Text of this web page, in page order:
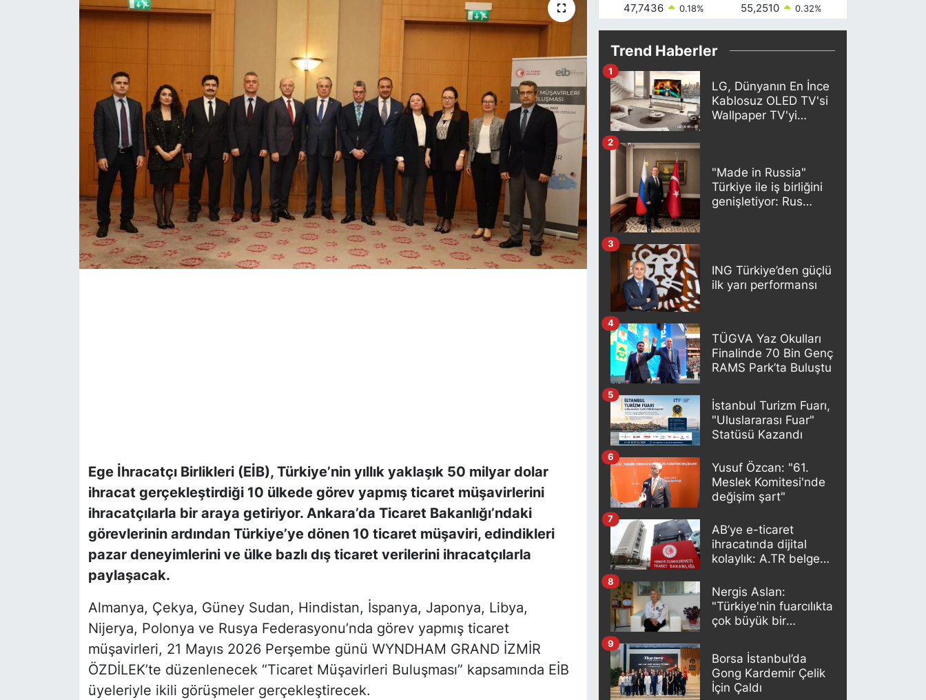
Ege İhracatçı Birlikleri (EİB), Türkiye’nin yıllık yaklaşık 50 milyar dolar
ihracat gerçekleştirdiği 10 ülkede görev yapmış ticaret müşavirlerini
ihracatçılarla bir araya getiriyor. Ankara’da Ticaret Bakanlığı’ndaki
görevlerinin ardından Türkiye’ye dönen 10 ticaret müşaviri, edindikleri
pazar deneyimlerini ve ülke bazlı dış ticaret verilerini ihracatçılarla
paylaşacak.
Almanya, Çekya, Güney Sudan, Hindistan, İspanya, Japonya, Libya,
Nijerya, Polonya ve Rusya Federasyonu’nda görev yapmış ticaret
müşavirleri, 21 Mayıs 2026 Perşembe günü WYNDHAM GRAND İZMİR
ÖZDİLEK’te düzenlenecek “Ticaret Müşavirleri Buluşması” kapsamında EİB
üyeleriyle ikili görüşmeler gerçekleştirecek.
47,7436
0.18%
55,2510
0.32%
Trend Haberler
LG, Dünyanın En İnce
Kablosuz OLED TV'si
Wallpaper TV'yi
1
"Made in Russia"
Türkiye ile iş birliğini
genişletiyor: Rus
2
ING Türkiye’den güçlü
ilk yarı performansı
3
TÜGVA Yaz Okulları
Finalinde 70 Bin Genç
RAMS Park’ta Buluştu
4
İstanbul Turizm Fuarı,
"Uluslararası Fuar"
Statüsü Kazandı
5
Yusuf Özcan: "61.
Meslek Komitesi'nde
değişim şart"
6
AB’ye e-ticaret
ihracatında dijital
kolaylık: A.TR belgesi
oluşturuluyor
7
Nergis Aslan:
"Türkiye'nin fuarcılıkta
çok büyük bir
8
Borsa İstanbul’da
Gong Kardemir Çelik
İçin Çaldı
9
KONGRE TAKVİMİ
RÖPORTAJLAR
BİYOGRAFİLER